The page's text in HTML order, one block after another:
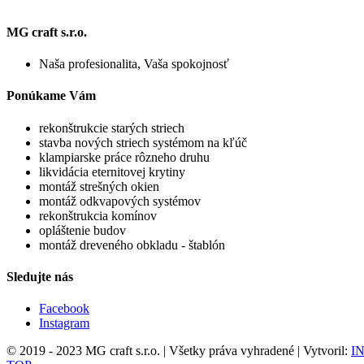
MG craft s.r.o.
Naša profesionalita, Vaša spokojnosť
Ponúkame Vám
rekonštrukcie starých striech
stavba nových striech systémom na kľúč
klampiarske práce rôzneho druhu
likvidácia eternitovej krytiny
montáž strešných okien
montáž odkvapových systémov
rekonštrukcia komínov
opláštenie budov
montáž dreveného obkladu - štablón
Sledujte nás
Facebook
Instagram
© 2019 - 2023 MG craft s.r.o. | Všetky práva vyhradené | Vytvoril: